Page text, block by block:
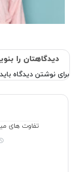
دیدگاهتان را
برای نوشتن دیدگاه باید
تفاوت های